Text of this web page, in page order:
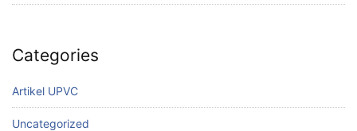
Categories
Artikel UPVC
Uncategorized